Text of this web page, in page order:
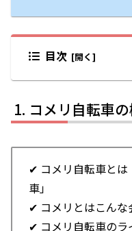
目次
コメリ自転車
✔ コメリ自転車とは
車」
✔ コメリとはこんな
✔ コメリ自転車のラ